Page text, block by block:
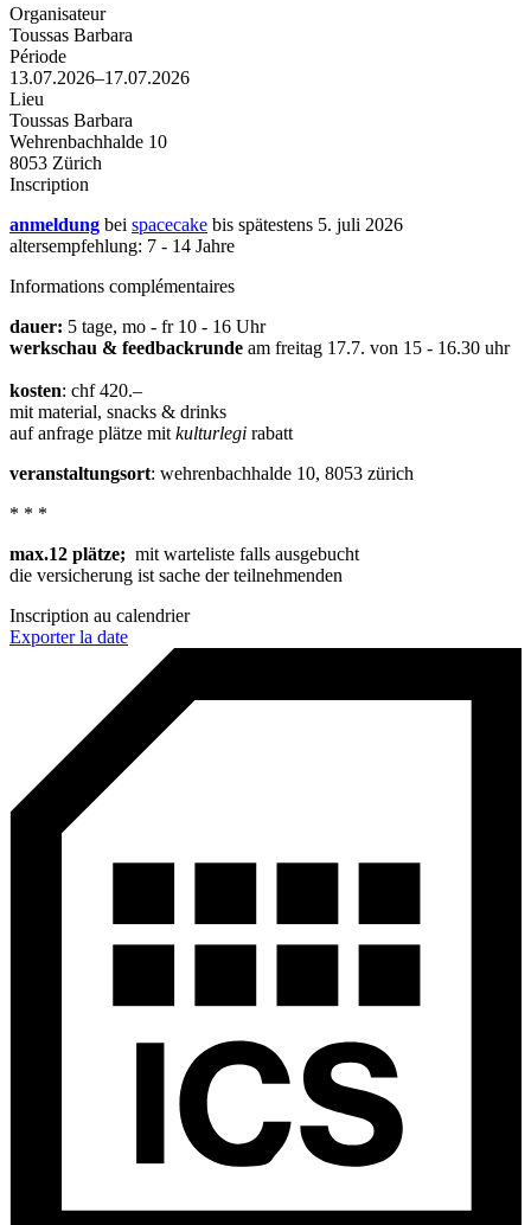
Organisateur
Toussas Barbara
Période
13.07.2026–17.07.2026
Lieu
Toussas Barbara
Wehrenbachhalde 10
8053 Zürich
Inscription
anmeldung bei spacecake bis spätestens 5. juli 2026
altersempfehlung: 7 - 14 Jahre
Informations complémentaires
dauer: 5 tage, mo - fr 10 - 16 Uhr
werkschau & feedbackrunde am freitag 17.7. von 15 - 16.30 uhr
kosten: chf 420.–
mit material, snacks & drinks
auf anfrage plätze mit kulturlegi rabatt
veranstaltungsort: wehrenbachhalde 10, 8053 zürich
* * *
max.12 plätze; mit warteliste falls ausgebucht
die versicherung ist sache der teilnehmenden
Inscription au calendrier
Exporter la date